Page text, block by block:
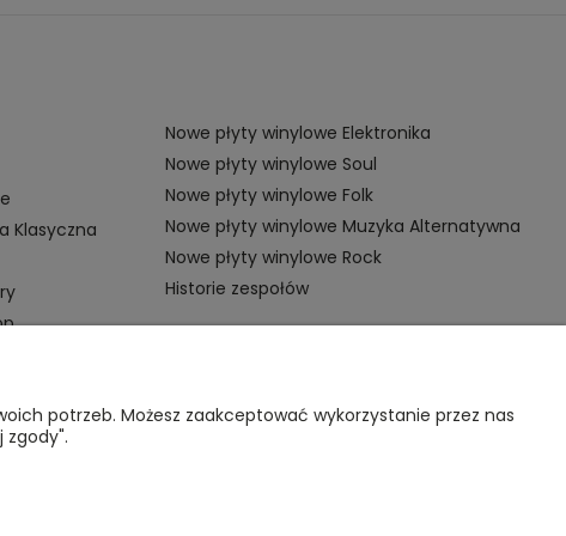
Klasyczna
Nowe płyty winylowe Elektronika
Nowe płyty winylowe Soul
Nowe płyty winylowe Folk
Nowe płyty winylowe Muzyka Alternatywna
Nowe płyty winylowe Rock
Historie zespołów
POMOC
Regulamin sklepu
VINYL TAMKA
potrzeb. Możesz zaakceptować wykorzystanie przez nas
zgody".